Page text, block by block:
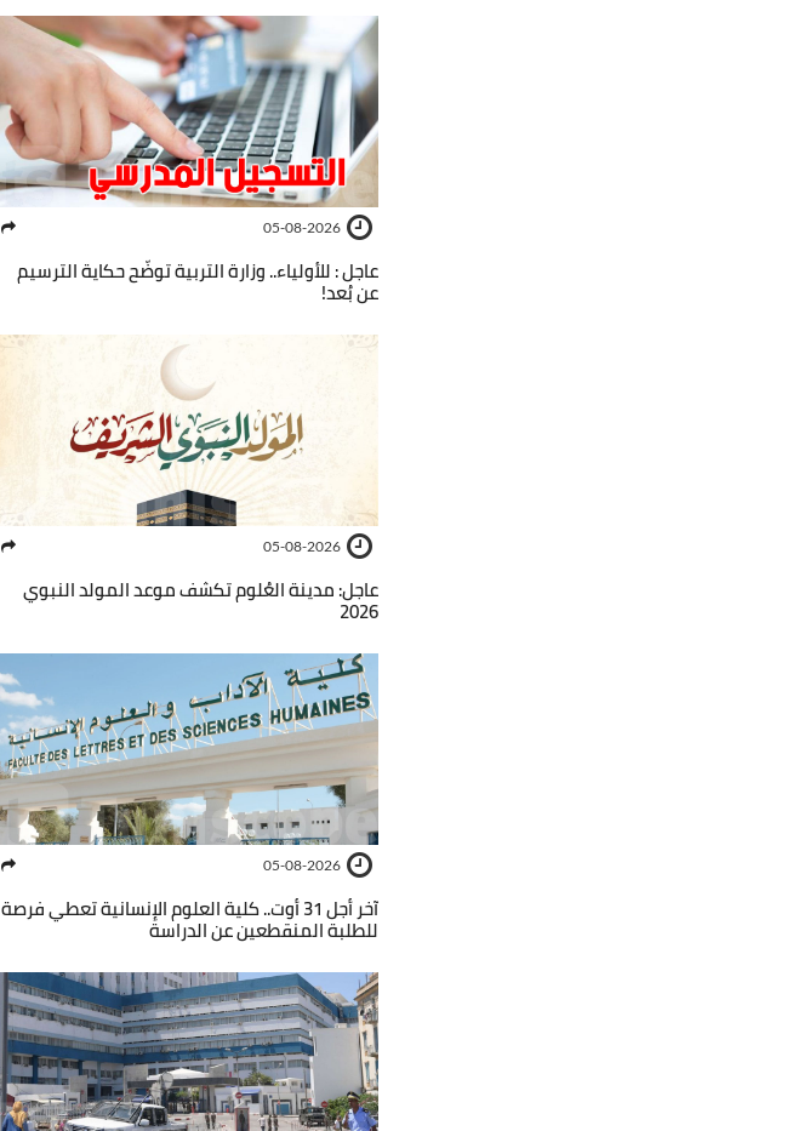
05-08-2026
عاجل : للأولياء.. وزارة التربية توضّح حكاية الترسيم
عن بُعد!
05-08-2026
عاجل: مدينة العُلوم تكشف موعد المولد النبوي
2026
05-08-2026
آخر أجل 31 أوت.. كلية العلوم الإنسانية تعطي فرصة
للطلبة المنقطعين عن الدراسة